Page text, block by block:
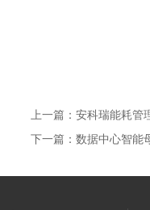
上一篇： 安科瑞能耗管
下一篇： 数据中心智能